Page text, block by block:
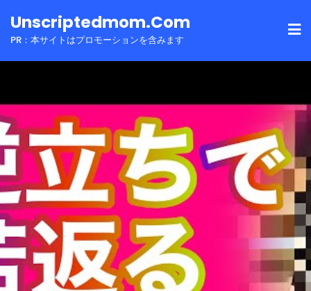
toUnscriptedmom.com
PR：本サイトはプロモーションを含みます